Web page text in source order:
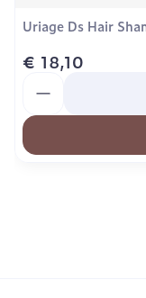
Uriage Ds Hair
€ 18,10